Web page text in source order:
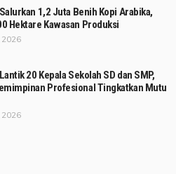
1,2 Juta Benih Kopi Arabika,
Hektare Kawasan Produksi
20 Kepala Sekolah SD dan SMP,
Profesional Tingkatkan Mutu